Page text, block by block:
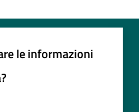
le informazioni